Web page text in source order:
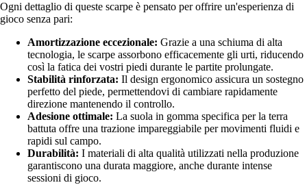
Ogni dettaglio di queste scarpe è pensato per offrire un'esperienza di
gioco senza pari:
Amortizzazione eccezionale: Grazie a una schiuma di alta
tecnologia, le scarpe assorbono efficacemente gli urti, riducendo
così la fatica dei vostri piedi durante le partite prolungate.
Stabilità rinforzata: Il design ergonomico assicura un sostegno
perfetto del piede, permettendovi di cambiare rapidamente
direzione mantenendo il controllo.
Adesione ottimale: La suola in gomma specifica per la terra
battuta offre una trazione impareggiabile per movimenti fluidi e
rapidi sul campo.
Durabilità: I materiali di alta qualità utilizzati nella produzione
garantiscono una durata maggiore, anche durante intense
sessioni di gioco.